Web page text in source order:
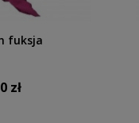
fuksja
zł